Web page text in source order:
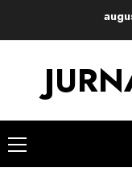
Primary
Menu